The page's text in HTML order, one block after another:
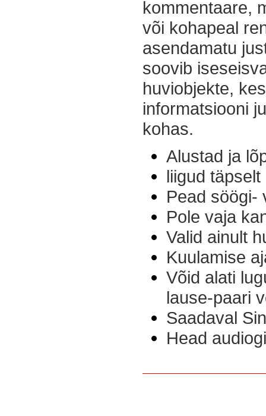
kommentaare,
või kohapeal
asendamatu
soovib
huviobjekte,
informatsiooni
kohas.
Alustad ja
liigud
Pead söögi-
Pole vaja
Valid ainult
Kuulamise
Võid alati
lause-paari
Saadaval
Head